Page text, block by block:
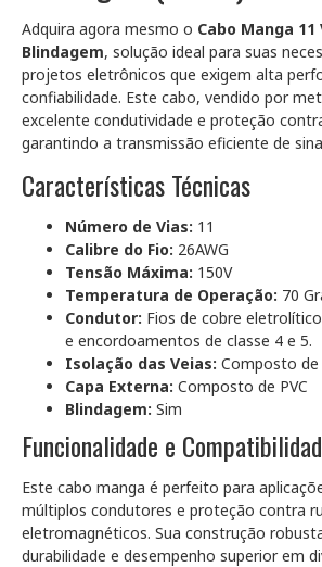
Adquira agora mesmo o Cabo Manga 11
Blindagem, solução ideal para suas
projetos eletrônicos que exigem alta
confiabilidade. Este cabo, vendido por
excelente condutividade e proteção
garantindo a transmissão eficiente de
Características Técnicas
Número de Vias: 11
Calibre do Fio: 26AWG
Tensão Máxima: 150V
Temperatura de Operação: 70
Condutor: Fios de cobre
e encordoamentos de classe 4 e 5.
Isolação das Veias: Composto de
Capa Externa: Composto de PVC
Blindagem: Sim
Funcionalidade e
Este cabo manga é perfeito para
múltiplos condutores e proteção contra
eletromagnéticos. Sua construção
durabilidade e desempenho superior em